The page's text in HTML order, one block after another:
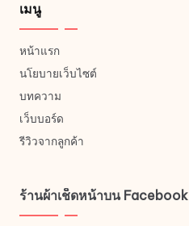
เมนู
หน้าแรก
นโยบายเว็บไซต์
บทความ
เว็บบอร์ด
รีวิวจากลูกค้า
ร้านผ้าเช็ดหน้าบน Facebook